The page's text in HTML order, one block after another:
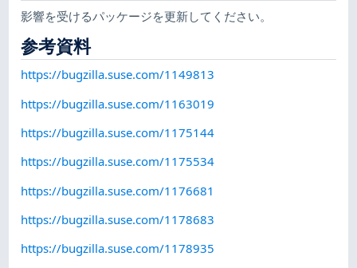
影響を受けるパッケージを更新してください。
参考資料
https://bugzilla.suse.com/1149813
https://bugzilla.suse.com/1163019
https://bugzilla.suse.com/1175144
https://bugzilla.suse.com/1175534
https://bugzilla.suse.com/1176681
https://bugzilla.suse.com/1178683
https://bugzilla.suse.com/1178935